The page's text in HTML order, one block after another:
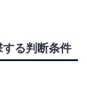
る判断条件